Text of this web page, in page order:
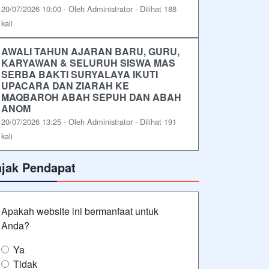
20/07/2026 10:00 - Oleh Administrator - Dilihat 188
kali
AWALI TAHUN AJARAN BARU, GURU,
KARYAWAN & SELURUH SISWA MAS
SERBA BAKTI SURYALAYA IKUTI
UPACARA DAN ZIARAH KE
MAQBAROH ABAH SEPUH DAN ABAH
ANOM
20/07/2026 13:25 - Oleh Administrator - Dilihat 191
kali
Pendapat
Apakah website ini bermanfaat untuk
Anda?
Ya
Tidak